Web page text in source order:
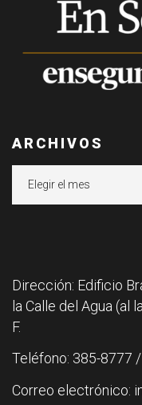
ARCHIVOS
Dirección: Edificio
la Calle del Agua (al
F.
Teléfono: 385-8777
Correo electrónico: